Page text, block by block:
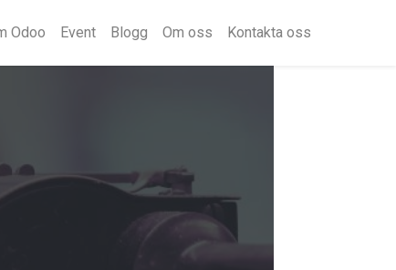
Odoo Event Blogg Om oss Kontakta oss